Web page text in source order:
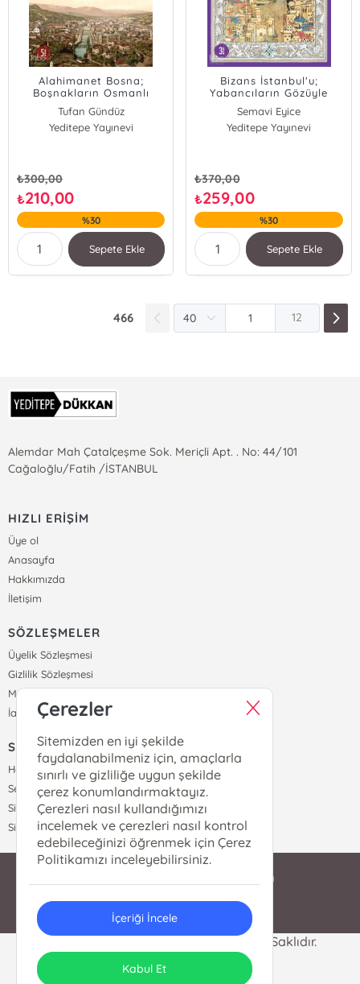
Alahimanet Bosna;
Boşnakların Osmanlı
Topraklarına Göçü
Tufan Gündüz
Yeditepe Yayınevi
₺300,00
₺210,00
%30
Sepete Ekle
Bizans İstanbul'u;
Yabancıların Gözüyle
Semavi Eyice
Yeditepe Yayınevi
₺370,00
₺259,00
%30
Sepete Ekle
466 12
Alemdar Mah Çatalçeşme Sok. Meriçli Apt. . No: 44/101
Cağaloğlu/Fatih /İSTANBUL
HIZLI ERİŞİM
Üye ol
Anasayfa
Hakkımızda
İletişim
SÖZLEŞMELER
Üyelik Sözleşmesi
Gizlilik Sözleşmesi
Mesafeli Satış Sözleşmesi
İade ve Teslimat Koşulları
SİPARİŞ
Hesabım
Sepetim
Siparişlerim
Sipariş Takip
bilgi@yeditepedukkan.com
0212 528 9080
Yeditepe Dükkan © 2024 Tüm Hakları Saklıdır.
Tasarım & Uygulama
Çerezler
Sitemizden en iyi şekilde
faydalanabilmeniz için, amaçlarla
sınırlı ve gizliliğe uygun şekilde
çerez konumlandırmaktayız.
Çerezleri nasıl kullandığımızı
incelemek ve çerezleri nasıl kontrol
edebileceğinizi öğrenmek için Çerez
Politikamızı inceleyebilirsiniz.
İçeriği İncele
Kabul Et